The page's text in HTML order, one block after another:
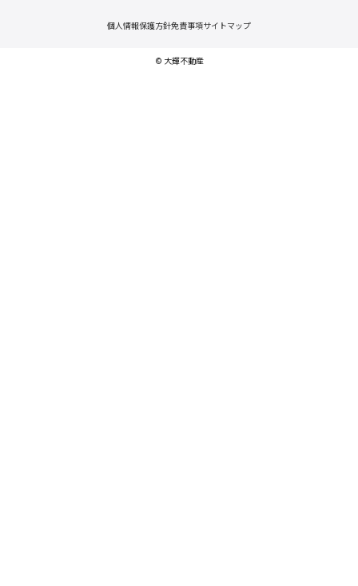
個人情報保護方針免責事項サイトマップ
© 大輝不動産